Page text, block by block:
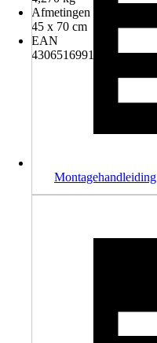
Afmetingen (bxh)
45 x 70 cm
EAN
4306516991440
Montagehandleiding